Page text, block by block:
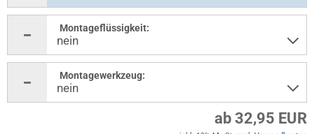
Montageflüssigkeit:
Montagewerkzeug:
ab 32,95 EUR